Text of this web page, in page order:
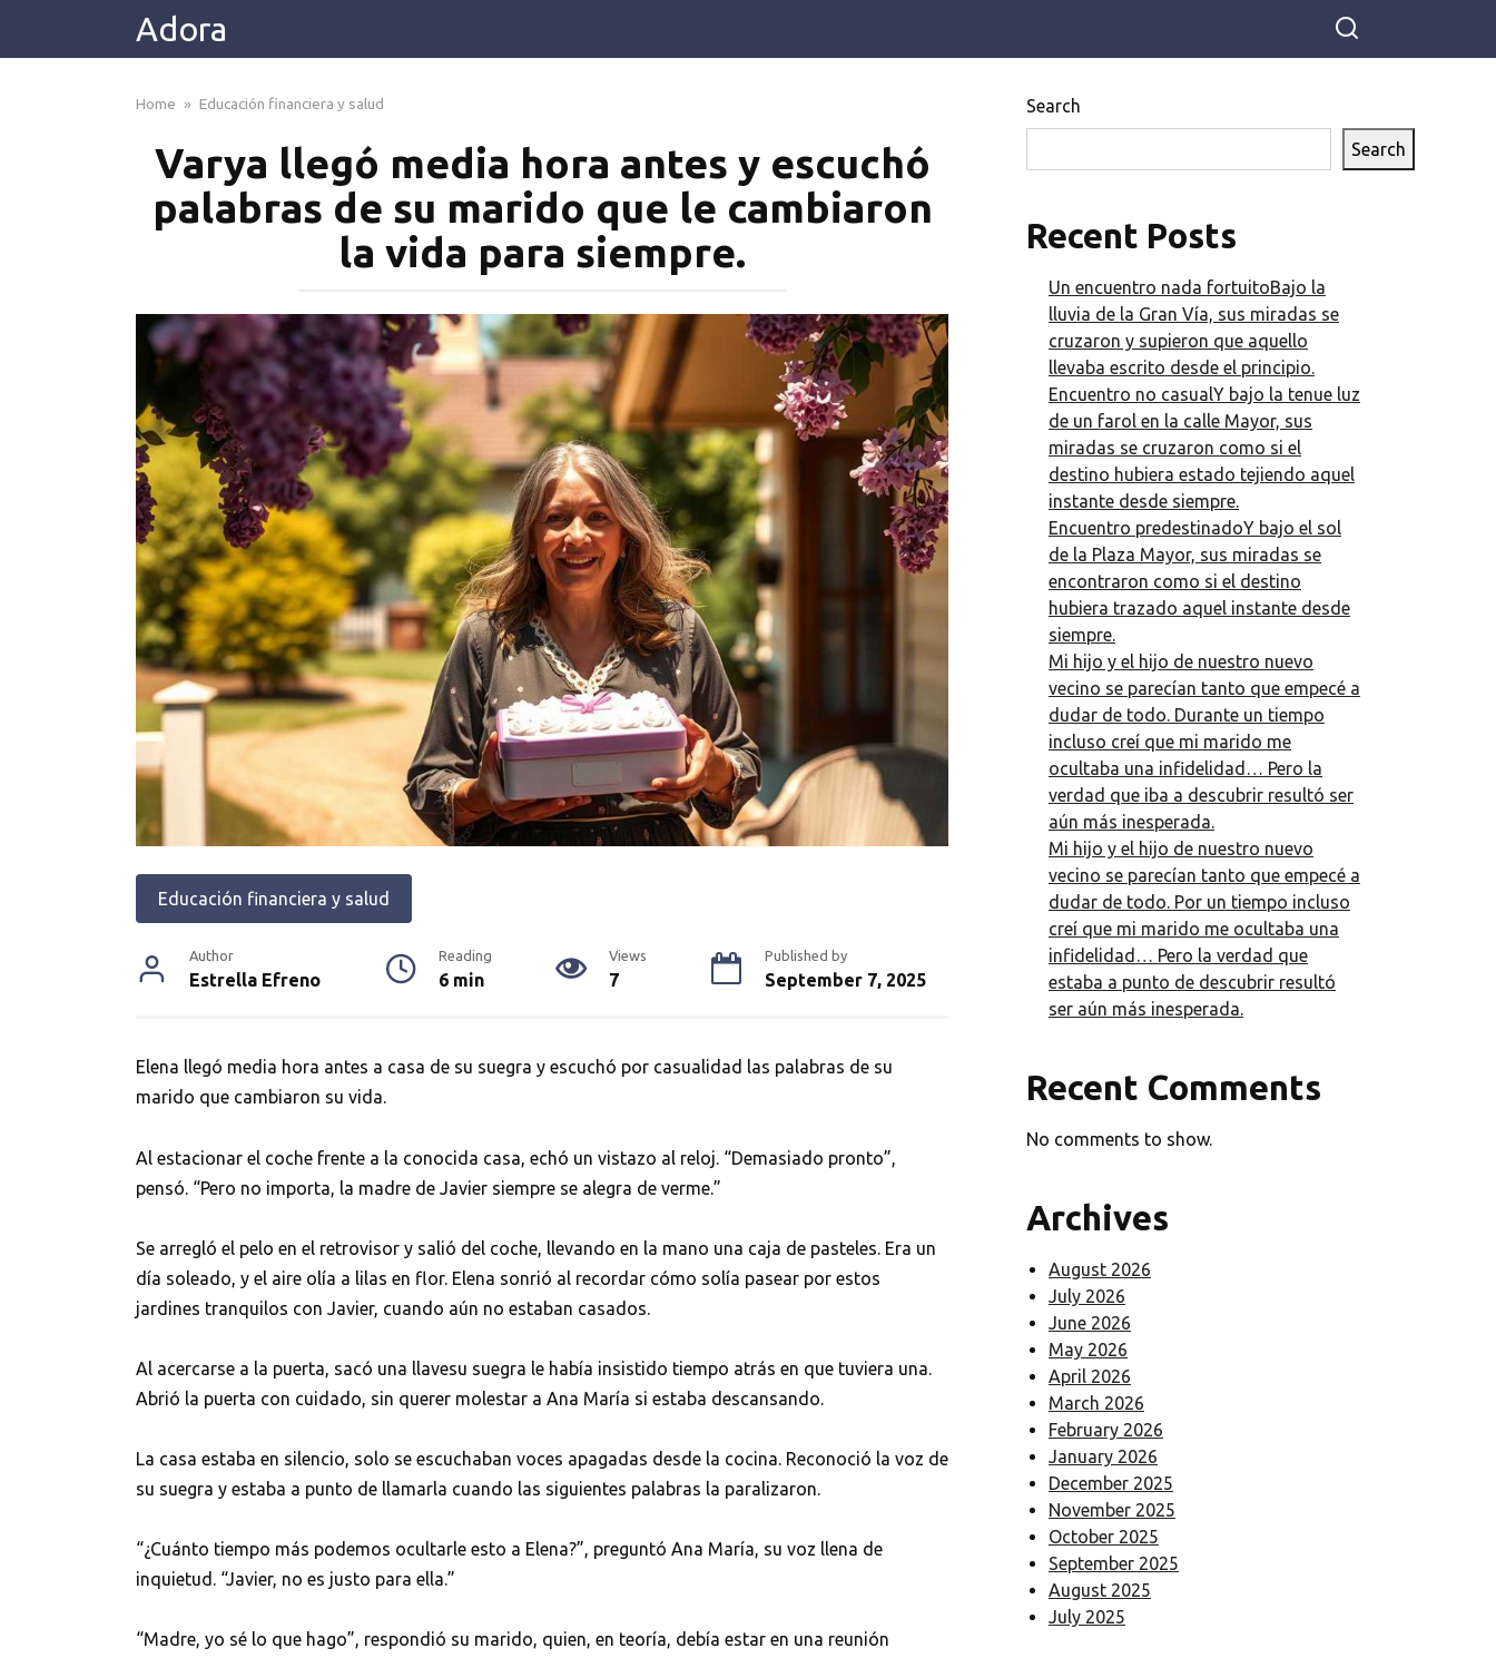
Adora
Home » Educación financiera y salud
Varya llegó media hora antes y escuchó
palabras de su marido que le cambiaron
la vida para siempre.
Educación financiera y salud
Author
Estrella Efreno
Reading
6 min
Views
7
Published by
September 7, 2025
Elena llegó media hora antes a casa de su suegra y escuchó por casualidad las palabras de su
marido que cambiaron su vida.
Al estacionar el coche frente a la conocida casa, echó un vistazo al reloj. “Demasiado pronto”,
pensó. “Pero no importa, la madre de Javier siempre se alegra de verme.”
Se arregló el pelo en el retrovisor y salió del coche, llevando en la mano una caja de pasteles. Era un
día soleado, y el aire olía a lilas en flor. Elena sonrió al recordar cómo solía pasear por estos
jardines tranquilos con Javier, cuando aún no estaban casados.
Al acercarse a la puerta, sacó una llavesu suegra le había insistido tiempo atrás en que tuviera una.
Abrió la puerta con cuidado, sin querer molestar a Ana María si estaba descansando.
La casa estaba en silencio, solo se escuchaban voces apagadas desde la cocina. Reconoció la voz de
su suegra y estaba a punto de llamarla cuando las siguientes palabras la paralizaron.
“¿Cuánto tiempo más podemos ocultarle esto a Elena?”, preguntó Ana María, su voz llena de
inquietud. “Javier, no es justo para ella.”
“Madre, yo sé lo que hago”, respondió su marido, quien, en teoría, debía estar en una reunión
Search
Search
Recent Posts
Un encuentro nada fortuitoBajo la
lluvia de la Gran Vía, sus miradas se
cruzaron y supieron que aquello
llevaba escrito desde el principio.
Encuentro no casualY bajo la tenue luz
de un farol en la calle Mayor, sus
miradas se cruzaron como si el
destino hubiera estado tejiendo aquel
instante desde siempre.
Encuentro predestinadoY bajo el sol
de la Plaza Mayor, sus miradas se
encontraron como si el destino
hubiera trazado aquel instante desde
siempre.
Mi hijo y el hijo de nuestro nuevo
vecino se parecían tanto que empecé a
dudar de todo. Durante un tiempo
incluso creí que mi marido me
ocultaba una infidelidad… Pero la
verdad que iba a descubrir resultó ser
aún más inesperada.
Mi hijo y el hijo de nuestro nuevo
vecino se parecían tanto que empecé a
dudar de todo. Por un tiempo incluso
creí que mi marido me ocultaba una
infidelidad… Pero la verdad que
estaba a punto de descubrir resultó
ser aún más inesperada.
Recent Comments
No comments to show.
Archives
August 2026
July 2026
June 2026
May 2026
April 2026
March 2026
February 2026
January 2026
December 2025
November 2025
October 2025
September 2025
August 2025
July 2025